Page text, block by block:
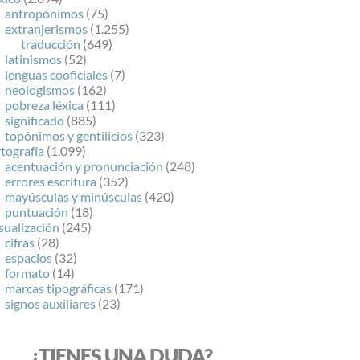
antropónimos (75)
extranjerismos (1.255)
traducción (649)
latinismos (52)
lenguas cooficiales (7)
neologismos (162)
pobreza léxica (111)
significado (885)
topónimos y gentilicios (323)
(1.099)
acentuación y pronunciación (248)
errores escritura (352)
mayúsculas y minúsculas (420)
puntuación (18)
(245)
cifras (28)
espacios (32)
formato (14)
marcas tipográficas (171)
signos auxiliares (23)
¿TIENES UNA DUDA?